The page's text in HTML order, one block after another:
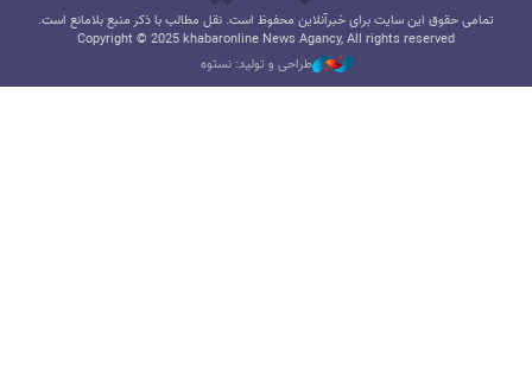
تمامی حقوق این سایت برای خبرآنلاین محفوظ است. نقل مطالب با ذکر منبع بلامانع است.
Copyright © 2025 khabaronline News Agancy, All rights reserved
طراحی و تولید: نستوه